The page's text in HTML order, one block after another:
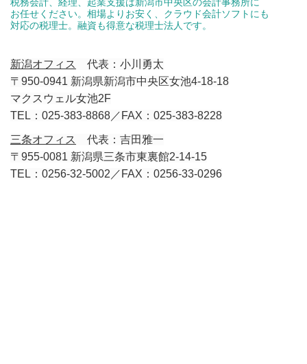
お任せください。 相場よりお安く、クラウド会計ソフトにも
対応の税理士。 融資も得意な税理士法人です。
新潟オフィス
代表：小川勇太
〒950-0941 新潟県新潟市中央区女池4-18-18
マクスウェル女池2F
TEL：025-383-8868／FAX：025-383-8228
三条オフィス
代表：吉田雅一
〒955-0081 新潟県三条市東裏館2-14-15
TEL：0256-32-5002／FAX：0256-33-0296